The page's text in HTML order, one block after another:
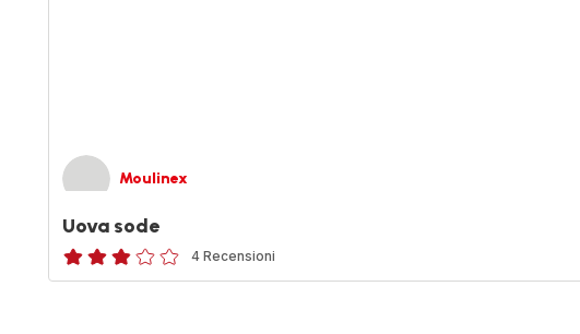
Moulinex
Uova sode
ratings.2.8
4 Recensioni